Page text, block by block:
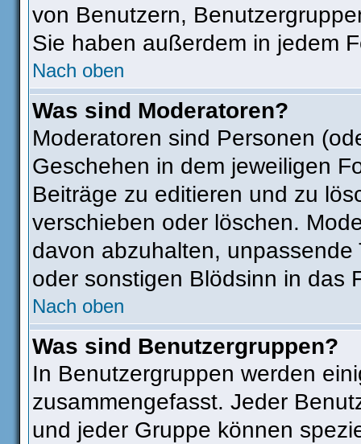
von Benutzern,
Sie haben außerdem in jedem
Nach oben
Was sind Moderatoren?
Moderatoren sind Personen
Geschehen in dem jeweiligen
Beiträge zu editieren und zu
verschieben oder löschen.
davon abzuhalten,
oder sonstigen Blödsinn in das
Nach oben
Was sind Benutzergruppen?
In Benutzergruppen werden
zusammengefasst. Jeder
und jeder Gruppe können